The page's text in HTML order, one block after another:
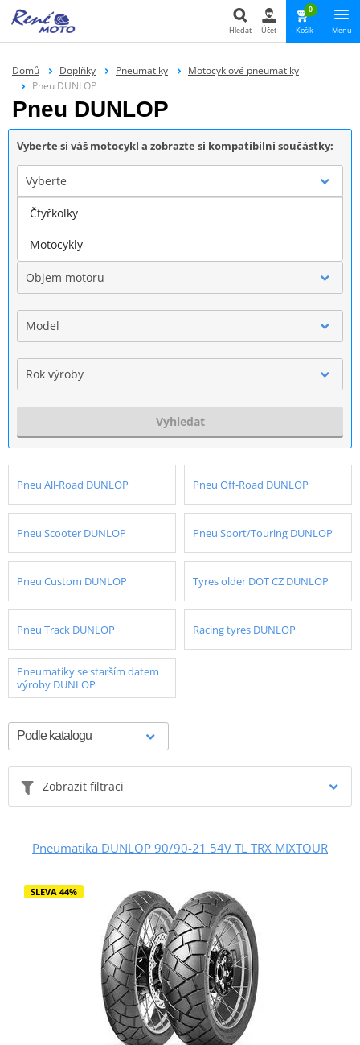
Hledat
Hledat Účet
0
Košík Menu
Domů Doplňky Pneumatiky
Motocyklové pneumatiky
Pneu DUNLOP
Pneu DUNLOP
Vyberte si váš motocykl a zobrazte si kompatibilní součástky:
Vyberte
Značka
Objem motoru
Model
Rok výroby
Vyhledat
Pneu All-Road DUNLOP Pneu Off-Road DUNLOP
Pneu Scooter DUNLOP Pneu Sport/Touring DUNLOP
Pneu Custom DUNLOP Tyres older DOT CZ DUNLOP
Pneu Track DUNLOP Racing tyres DUNLOP
Pneumatiky se starším datem
výroby DUNLOP
Zobrazit filtraci
Pneumatika DUNLOP 90/90-21 54V TL TRX MIXTOUR
SLEVA 44%
Čtyřkolky
Motocykly